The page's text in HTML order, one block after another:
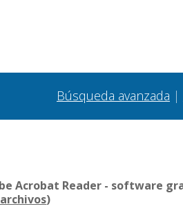
Búsqueda avanzada |
Acrobat Reader - software
)